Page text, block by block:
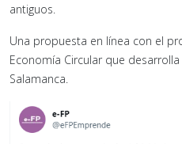
antiguos.
Una propuesta en línea con el
Economía Circular que desarrolla
Salamanca.